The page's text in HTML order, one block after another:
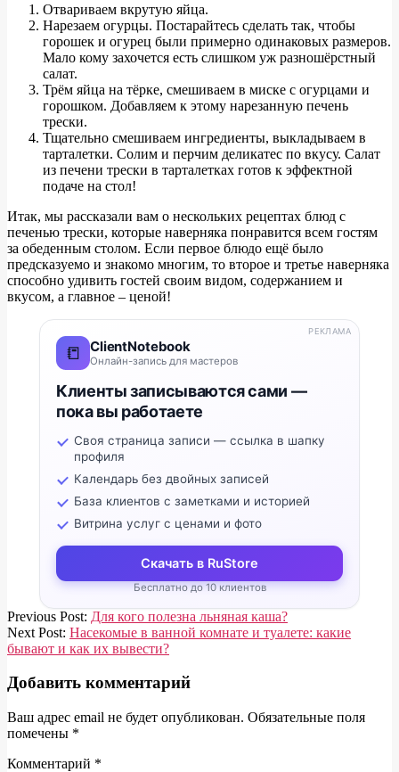
Отвариваем вкрутую яйца.
Нарезаем огурцы. Постарайтесь сделать так, чтобы
горошек и огурец были примерно одинаковых размеров.
Мало кому захочется есть слишком уж разношёрстный
салат.
Трём яйца на тёрке, смешиваем в миске с огурцами и
горошком. Добавляем к этому нарезанную печень
трески.
Тщательно смешиваем ингредиенты, выкладываем в
тарталетки. Солим и перчим деликатес по вкусу. Салат
из печени трески в тарталетках готов к эффектной
подаче на стол!
Итак, мы рассказали вам о нескольких рецептах блюд с
печенью трески, которые наверняка понравится всем гостям
за обеденным столом. Если первое блюдо ещё было
предсказуемо и знакомо многим, то второе и третье наверняка
способно удивить гостей своим видом, содержанием и
вкусом, а главное – ценой!
📒 ClientNotebook
Онлайн-запись для мастеров
Клиенты записываются сами —
пока вы работаете
Своя страница записи — ссылка в шапку
профиля
Календарь без двойных записей
База клиентов с заметками и историей
Витрина услуг с ценами и фото
Скачать в RuStore
Бесплатно до 10 клиентов
РЕКЛАМА
2020-
04-
23
Previous Post: Для кого полезна льняная каша?
Next Post: Насекомые в ванной комнате и туалете: какие
бывают и как их вывести?
Добавить комментарий
Ваш адрес email не будет опубликован. Обязательные поля
помечены *
Комментарий *